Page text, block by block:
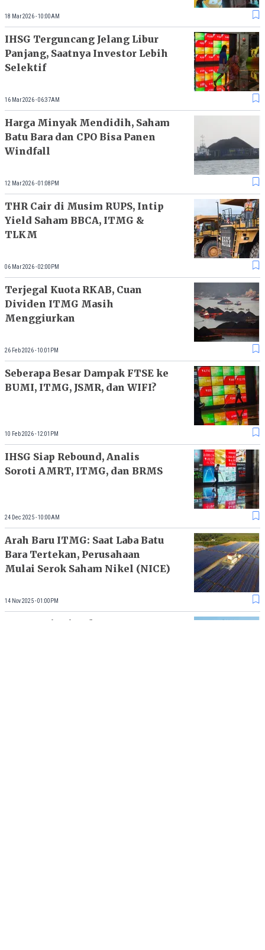
18 Mar 2026 - 10:00AM
IHSG Terguncang Jelang Libur
Panjang, Saatnya Investor Lebih
Selektif
16 Mar 2026 - 06:37AM
Harga Minyak Mendidih, Saham
Batu Bara dan CPO Bisa Panen
Windfall
12 Mar 2026 - 01:08PM
THR Cair di Musim RUPS, Intip
Yield Saham BBCA, ITMG &
TLKM
06 Mar 2026 - 02:00PM
Terjegal Kuota RKAB, Cuan
Dividen ITMG Masih
Menggiurkan
26 Feb 2026 - 10:01PM
Seberapa Besar Dampak FTSE ke
BUMI, ITMG, JSMR, dan WIFI?
10 Feb 2026 - 12:01PM
IHSG Siap Rebound, Analis
Soroti AMRT, ITMG, dan BRMS
24 Dec 2025 - 10:00AM
Arah Baru ITMG: Saat Laba Batu
Bara Tertekan, Perusahaan
Mulai Serok Saham Nikel (NICE)
14 Nov 2025 - 01:00PM
LQ45 Hari Ini Sedang Loyo,